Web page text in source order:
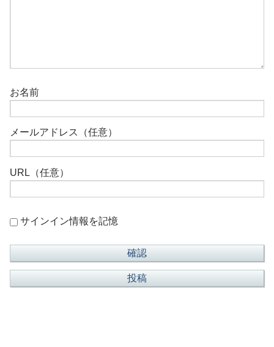
お名前
メールアドレス（任意）
URL（任意）
サインイン情報を記憶